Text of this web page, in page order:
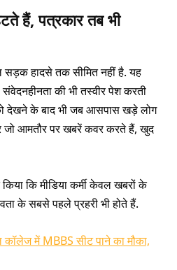
हैं, पत्रकार तब भी
हादसे तक सीमित नहीं है. यह
की भी तस्वीर पेश करती
देखने के बाद भी जब आसपास खड़े लोग
जो आमतौर पर खबरें कवर करते हैं, खुद
कि मीडिया कर्मी केवल खबरों के
के सबसे पहले प्रहरी भी होते हैं.
कॉलेज में MBBS सीट पाने का मौका,